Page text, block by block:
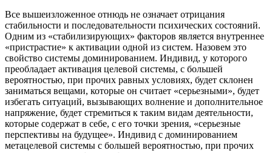
Все вышеизложенное отнюдь не означает отрицания
стабильности и последовательности психических состояний.
Одним из «стабилизирующих» факторов является внутреннее
«пристрастие» к активации одной из систем. Назовем это
свойство системы доминированием. Индивид, у которого
преобладает активация целевой системы, с большей
вероятностью, при прочих равных условиях, будет склонен
заниматься вещами, которые он считает «серьезными», будет
избегать ситуаций, вызывающих волнение и дополнительное
напряжение, будет стремиться к таким видам деятельности,
которые содержат в себе, с его точки зрения, «серьезные
перспективы на будущее». Индивид с доминированием
метацелевой системы с большей вероятностью, при прочих